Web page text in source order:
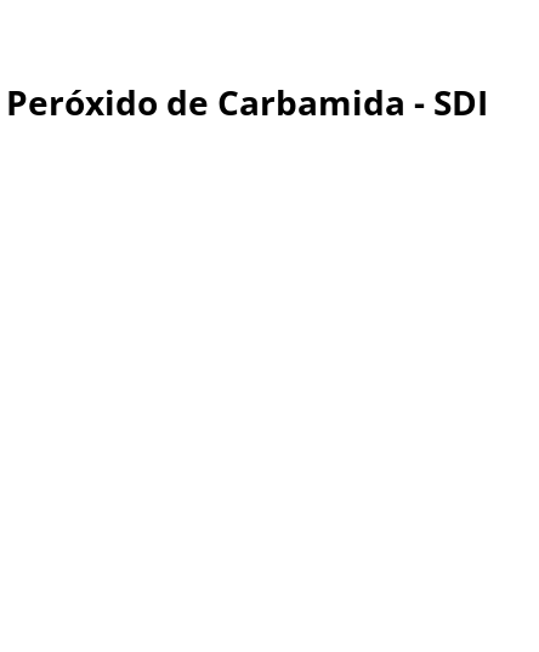
de Carbamida - SDI